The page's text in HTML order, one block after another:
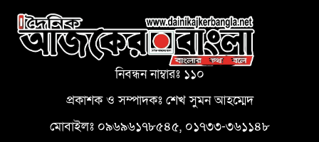
নিবন্ধন নাম্বারঃ ১১০
প্রকাশক ও সম্পাদকঃ শেখ সুমন আহম্মেদ
মোবাইলঃ ০৯৬৯৬১৭৮৫৪৫, ০১৭৩৩-৩৬১১৪৮